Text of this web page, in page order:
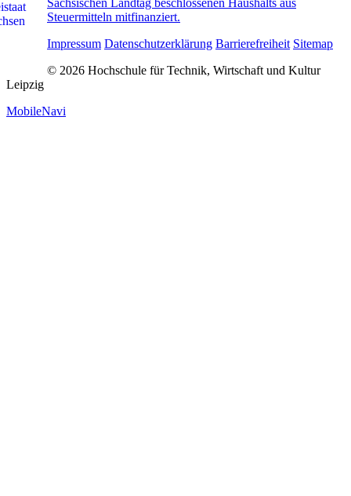
Steuermitteln mitfinanziert.
Impressum Datenschutzerklärung Barrierefreiheit Sitemap
© 2026 Hochschule für Technik, Wirtschaft und Kultur
Leipzig
MobileNavi